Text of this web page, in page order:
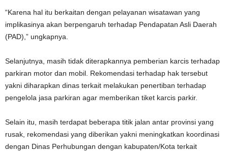
“Karena hal itu berkaitan dengan pelayanan wisatawan yang
implikasinya akan berpengaruh terhadap Pendapatan Asli Daerah
(PAD),” ungkapnya.
Selanjutnya, masih tidak diterapkannya pemberian karcis terhadap
parkiran motor dan mobil. Rekomendasi terhadap hak tersebut
yakni diharapkan dinas terkait melakukan penertiban terhadap
pengelola jasa parkiran agar memberikan tiket karcis parkir.
Selain itu, masih terdapat beberapa titik jalan antar provinsi yang
rusak, rekomendasi yang diberikan yakni meningkatkan koordinasi
dengan Dinas Perhubungan dengan kabupaten/Kota terkait